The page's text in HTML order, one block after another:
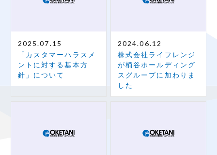
2025.07.15
「カスタマーハラスメ
ントに対する基本方
針」について
2024.06.12
株式会社ライフレンジ
が桶谷ホールディング
スグループに加わりま
した